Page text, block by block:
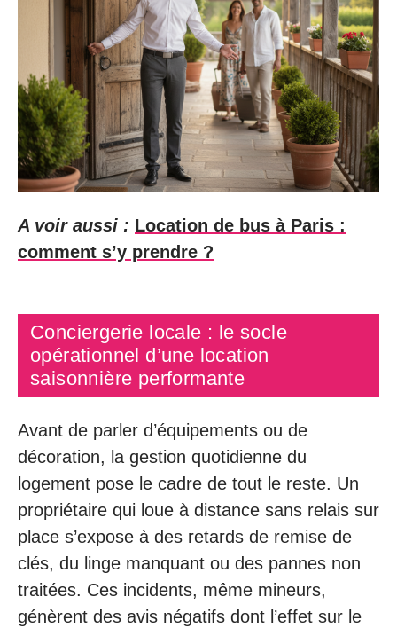
A voir aussi : Location de bus à Paris :
comment s’y prendre ?
Conciergerie locale : le socle
opérationnel d’une location
saisonnière performante
Avant de parler d’équipements ou de
décoration, la gestion quotidienne du
logement pose le cadre de tout le reste. Un
propriétaire qui loue à distance sans relais sur
place s’expose à des retards de remise de
clés, du linge manquant ou des pannes non
traitées. Ces incidents, même mineurs,
génèrent des avis négatifs dont l’effet sur le